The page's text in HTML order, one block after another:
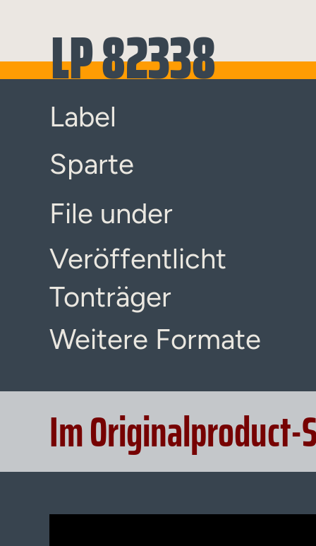
LP 82338
Label
Sparte
File under
Veröffentlicht
Tonträger
Weitere Formate
Im